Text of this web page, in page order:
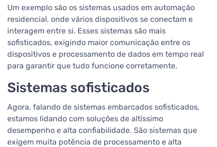
Um exemplo são os sistemas usados em automação
residencial, onde vários dispositivos se conectam e
interagem entre si. Esses sistemas são mais
sofisticados, exigindo maior comunicação entre os
dispositivos e processamento de dados em tempo real
para garantir que tudo funcione corretamente.
Sistemas sofisticados
Agora, falando de sistemas embarcados sofisticados,
estamos lidando com soluções de altíssimo
desempenho e alta confiabilidade. São sistemas que
exigem muita potência de processamento e alta